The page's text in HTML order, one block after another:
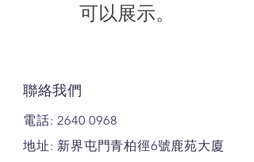
可以展示。
聯絡我們
電話:2640 0968
地址: 新界屯門青柏徑6號鹿苑大廈